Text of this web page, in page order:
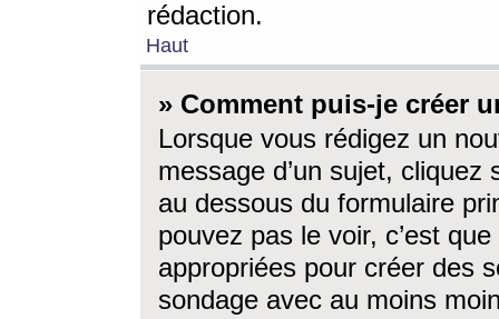
rédaction.
Haut
» Comment puis-je créer
Lorsque vous rédigez un
message d’un sujet, cliquez
au dessous du formulaire
pouvez pas le voir, c’est
appropriées pour créer des
sondage avec au moins